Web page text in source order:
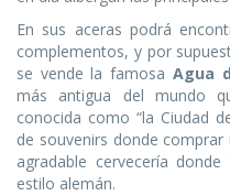
En sus aceras podrá
complementos, y por
se vende la famosa Agua
más antigua del mundo
conocida como “la Ciudad
de souvenirs donde
agradable cervecería
estilo alemán.